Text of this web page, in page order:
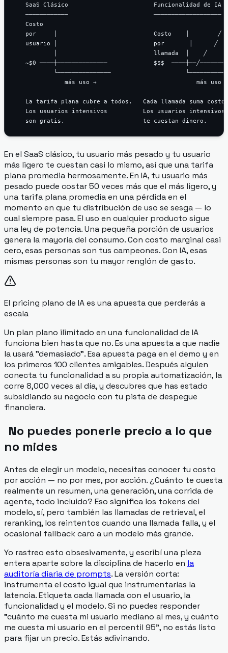
   SaaS Clásico                        Funcionalidad de IA
   ────────────                        ───────────────────
   Costo
   por     │                           Costo    │        ╱
   usuario │                           por       │      ╱
           │                           llamada  │    ╱
~$0 ────┼──────────────             $$$
└───────────────
              más uso →                            más uso →
La tarifa plana cubre a todos.   Cada llamada suma costo
   Los usuarios intensivos          Los usuarios intensivos
En el SaaS clásico, tu usuario más pesado y tu usuario
más ligero te cuestan casi lo mismo, así que una tarifa
plana promedia hermosamente. En IA, tu usuario más
pesado puede costar 50 veces más que el más ligero, y
una tarifa plana promedia en una pérdida en el
momento en que tu distribución de uso se sesga — lo
cual siempre pasa. El uso en cualquier producto sigue
una ley de potencia. Una pequeña porción de usuarios
genera la mayoría del consumo. Con costo marginal casi
cero, esas personas son tus campeones. Con IA, esas
mismas personas son tu mayor renglón de gasto.
El pricing plano de IA es una apuesta que perderás a
escala
Un plan plano ilimitado en una funcionalidad de IA
funciona bien hasta que no. Es una apuesta a que nadie
la usará "demasiado". Esa apuesta paga en el demo y en
los primeros 100 clientes amigables. Después alguien
conecta tu funcionalidad a su propia automatización, la
corre 8,000 veces al día, y descubres que has estado
subsidiando su negocio con tu pista de despegue
financiera.
No puedes ponerle precio a lo que
no mides
Antes de elegir un modelo, necesitas conocer tu costo
por acción — no por mes, poracción. ¿Cuánto te cuesta
realmente un resumen, una generación, una corrida de
agente, todo incluido? Eso significa los tokens del
modelo, sí, pero también las llamadas de retrieval, el
reranking, los reintentos cuando una llamada falla, y el
ocasional fallback caro a un modelo más grande.
Yo rastreo esto obsesivamente, y escribí una pieza
entera aparte sobre la disciplina de hacerlo en la
auditoría diaria de prompts. La versión corta:
instrumenta el costo igual que instrumentarías la
latencia. Etiqueta cada llamada con el usuario, la
funcionalidad y el modelo. Si no puedes responder
"cuánto me cuesta mi usuario mediano al mes, y cuánto
me cuesta mi usuario en el percentil 95", no estás listo
para fijar un precio. Estás adivinando.